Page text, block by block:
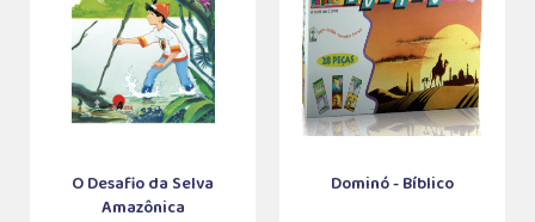
O Desafio da Selva
Amazônica
Dominó - Bíblico